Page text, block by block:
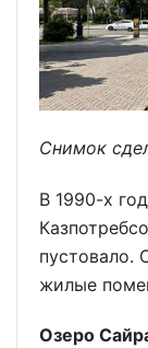
Снимок
В 1990-х
пустовало.
жилые
Озеро